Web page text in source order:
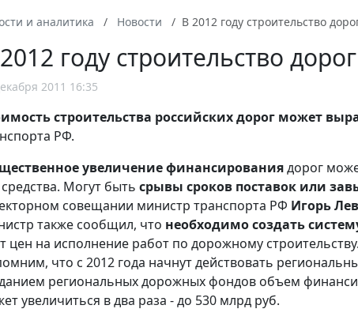
и аналитика Новости В 2012 году строительство
году строительство
2011 16:35
строительства российских дорог может
РФ.
увеличение финансированиядорог
Могут быть срывы сроков поставок или
совещании министр транспорта РФ Игорь
также сообщил, что необходимо создать
цен на исполнение работ по дорожному строительству.
что с 2012 года начнут действовать
региональных дорожных фондов объем
увеличиться в два раза - до 530 млрд руб.